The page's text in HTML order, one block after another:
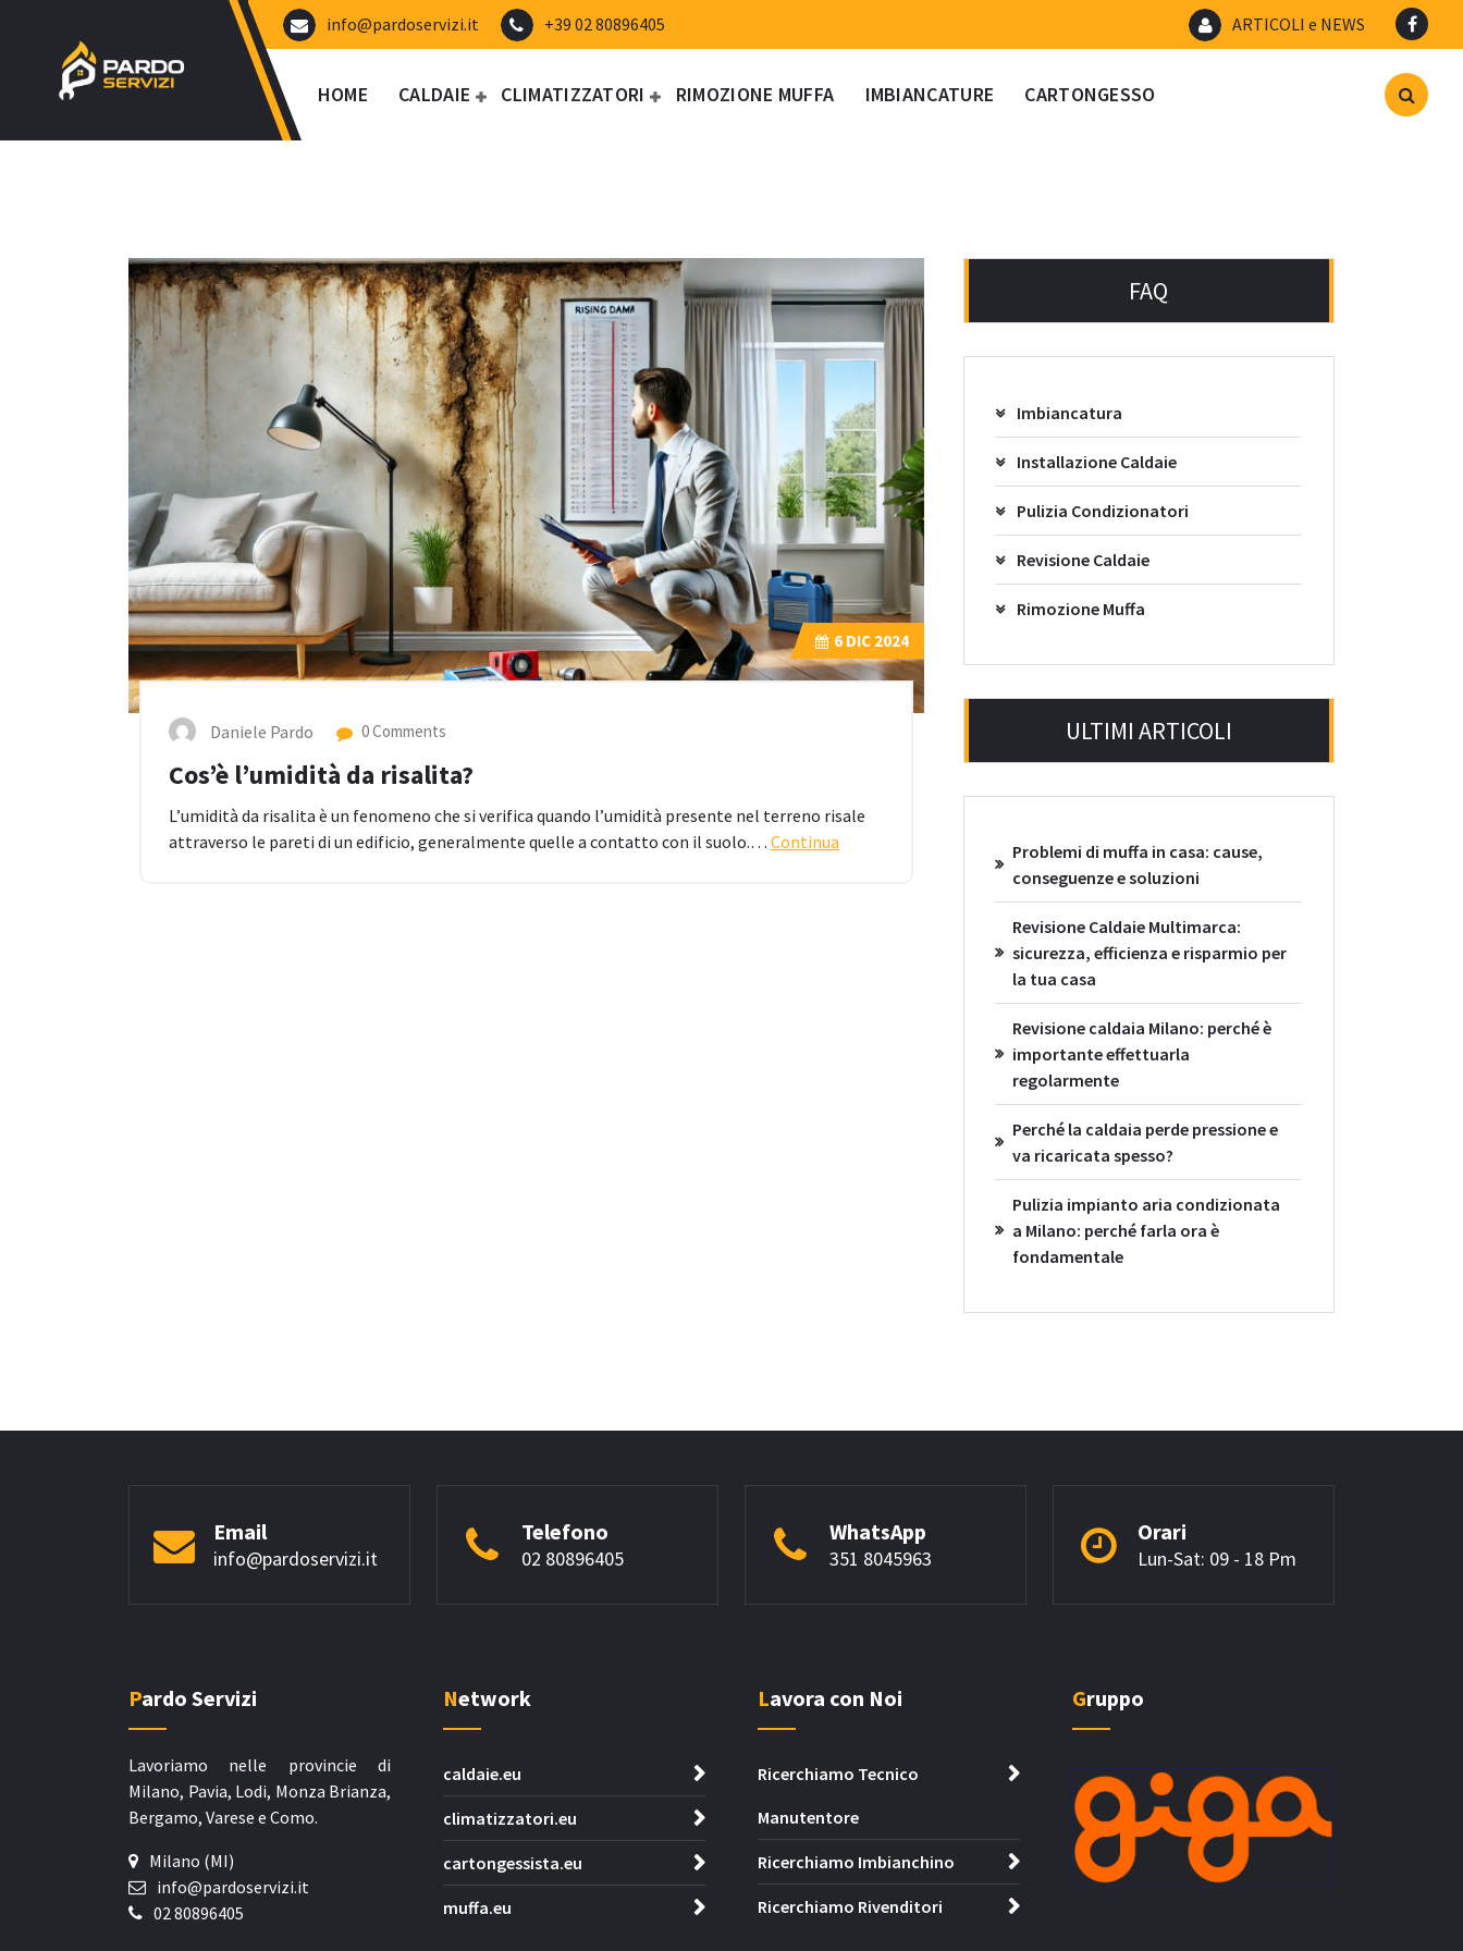
contenuto
info@pardoservizi.it +39 02 80896405 ARTICOLI e NEWS
HOME CALDAIE CLIMATIZZATORI RIMOZIONE MUFFA IMBIANCATURE CARTONGESSO
6DIC 2024
Daniele Pardo 0 Comments
Cos’è l’umidità da risalita?
L’umidità da risalita è un fenomeno che si verifica quando l’umidità presente nel terreno risale
attraverso le pareti di un edificio, generalmente quelle a contatto con il suolo.… Continua
FAQ
Imbiancatura
Installazione Caldaie
Pulizia Condizionatori
Revisione Caldaie
Rimozione Muffa
ULTIMI ARTICOLI
Problemi di muffa in casa: cause,
conseguenze e soluzioni
Revisione Caldaie Multimarca:
sicurezza, efficienza e risparmio per
la tua casa
Revisione caldaia Milano: perché è
importante effettuarla
regolarmente
Perché la caldaia perde pressione e
va ricaricata spesso?
Pulizia impianto aria condizionata
a Milano: perché farla ora è
fondamentale
Email
info@pardoservizi.it
Telefono
02 80896405
WhatsApp
351 8045963
Orari
Lun-Sat: 09 - 18 Pm
Pardo Servizi
Lavoriamo nelle provincie di
Milano, Pavia, Lodi, Monza Brianza,
Bergamo, Varese e Como.
Milano (MI)
info@pardoservizi.it
02 80896405
Network
caldaie.eu
climatizzatori.eu
cartongessista.eu
muffa.eu
Lavora con Noi
Ricerchiamo Tecnico
Manutentore
Ricerchiamo Imbianchino
Ricerchiamo Rivenditori
Gruppo